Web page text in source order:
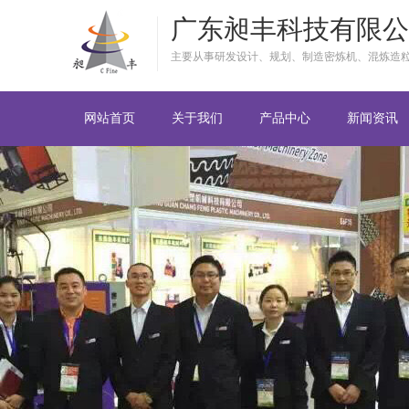
广东昶丰科技有限
主要从事研发设计、规划、制造密炼机、混炼造
网站首页 关于我们 产品中心 新闻资讯